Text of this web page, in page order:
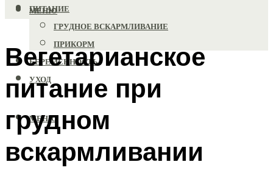
ПИТАНИЕ
ГРУДНОЕ ВСКАРМЛИВАНИЕ
ПРИКОРМ
БЕРЕМЕННОСТЬ
УХОД
МЕНЮ
МЕНЮ
Вегетарианское
питание при
грудном
вскармливании